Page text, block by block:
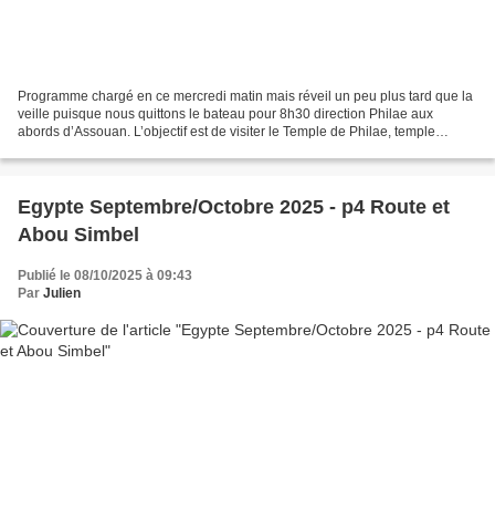
Programme chargé en ce mercredi matin mais réveil un peu plus tard que la
veille puisque nous quittons le bateau pour 8h30 direction Philae aux
abords d’Assouan. L’objectif est de visiter le Temple de Philae, temple
Egypte Septembre/Octobre 2025 - p4 Route et
Abou Simbel
Publié le 08/10/2025 à 09:43
Par Julien